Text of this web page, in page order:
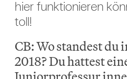
hier funktionieren
toll!
CB: Wo standest du
2018? Du hattest